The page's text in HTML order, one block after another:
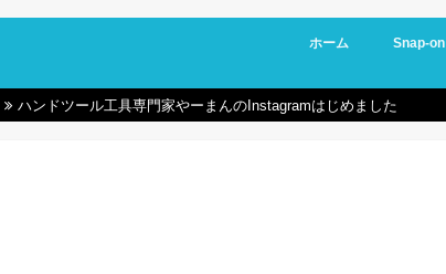
ホーム Snap-on
ハンドツール工具専門家やーまんのInstagramはじめました